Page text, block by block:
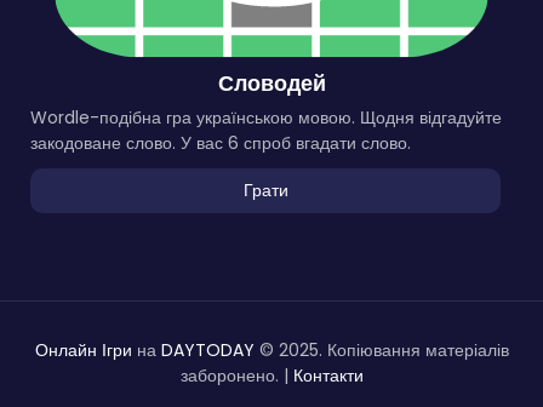
Словодей
Wordle-подібна гра українською мовою. Щодня відгадуйте
закодоване слово. У вас 6 спроб вгадати слово.
Грати
Онлайн Ігри на DAYTODAY © 2025. Копіювання матеріалів
заборонено. | Контакти